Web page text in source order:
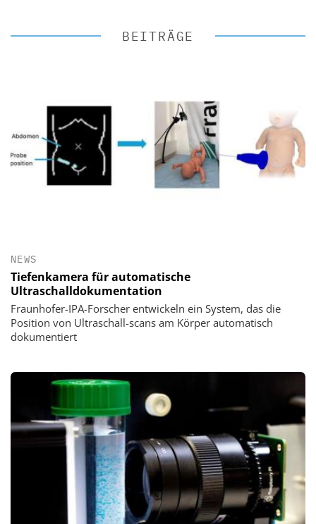
BEITRÄGE
NEWS
Tiefenkamera für automatische
Ultraschalldokumentation
Fraunhofer-IPA-Forscher entwickeln ein System, das die
Position von Ultraschall-scans am Körper automatisch
dokumentiert